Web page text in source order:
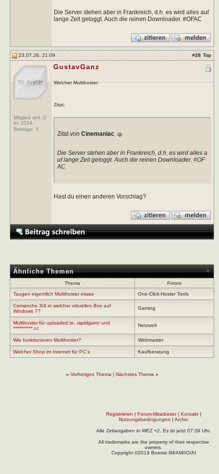
Die Server stehen aber in Frankreich, d.h. es wird alles auf
lange Zeit geloggt. Auch die reinen Downloader. #OFAC
23.07.26, 21:09 #28 Top
Mitglied seit: D
ec 2014
Beiträge: 5
GustavGanz
Welcher Multihoster
Zitat:
Zitat von Cinemaniac
Die Server stehen aber in Frankreich, d.h. es wird alles a
uf lange Zeit geloggt. Auch die reinen Downloader. #OF
AC
Hast du einen anderen Vorschlag?
Ähnliche Themen
Thema
Forum
Taugen eigentlich Multihoster etwas
One-Click-Hoster Tools
Comanche 3/4 in welcher virtuellen Box auf
Windows 7?
Gaming
Multihoster für uploaded.to, rapidgator und
**********.cc
Netzwelt
Wie funktionieren Multihoster? Webmaster
Welcher Shop im Internet für PC´s Kaufberatung
« Vorheriges Thema | Nächstes Thema »
Registrieren | Forum-Mitarbeiter| Kontakt|
Nutzungsbedingungen | Archiv
Alle Zeitangaben in WEZ +2. Es ist jetzt 07:39 Uhr.
All trademarks are the property of their respective
owners.
Copyright ©2019 Boerse.IM/AM/IO/AI